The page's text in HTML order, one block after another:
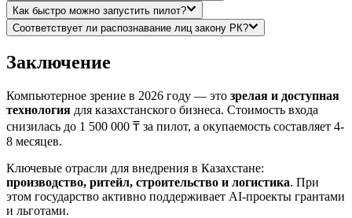
Как быстро можно запустить пилот?
Соответствует ли распознавание лиц закону РК?
Заключение
Компьютерное зрение в 2026 году — это зрелая и доступная
технология для казахстанского бизнеса. Стоимость входа
снизилась до 1 500 000 ₸ за пилот, а окупаемость составляет 4-
8 месяцев.
Ключевые отрасли для внедрения в Казахстане:
производство, ритейл, строительство и логистика. При
этом государство активно поддерживает AI-проекты грантами
и льготами.